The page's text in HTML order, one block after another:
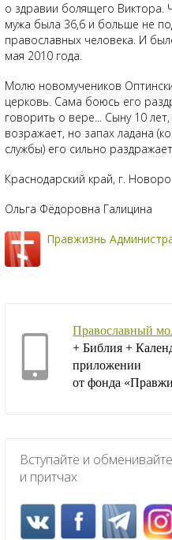
о здравии болящего Виктора.
мужа была 36,6 и больше не
православных человека. И
мая 2010 года.
Молю новомучеников
церковь. Сама боюсь его
говорить о вере... Сыну 10
возражает, но запах ладана
службы) его сильно
Краснодарский край, г.
Ольга Фёдоровна Галицина
Правжизнь
Православный
+ Библия +
приложении
от фонда
Вступайте и
и притчах